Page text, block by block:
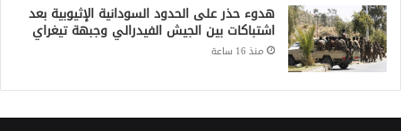
هدوء حذر على الحدود السودانية الإثيوبية بعد
اشتباكات بين الجيش الفيدرالي وجبهة تيغراي
منذ 16 ساعة